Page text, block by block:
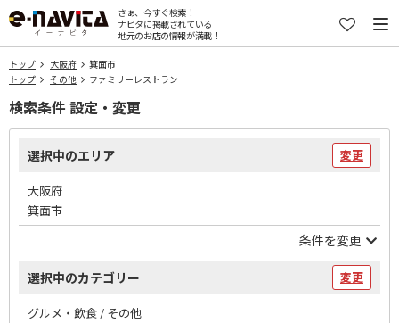
さぁ、今すぐ検索！
ナビタに掲載されている
地元のお店の情報が満載！
トップ 大阪府
箕面市
トップ
その他 ファミリーレストラン
検索条件 設定・変更
選択中のエリア 変更
大阪府
箕面市
条件を変更
選択中のカテゴリー 変更
グルメ・飲食 / その他